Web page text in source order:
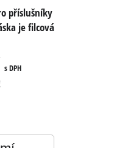
příslušníky
je filcová
s DPH